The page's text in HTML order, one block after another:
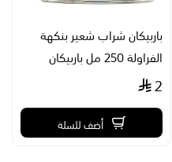
باربيكان شراب شعير بنكهة
الفراولة 250 مل باربيكان
2
أضف للسلة